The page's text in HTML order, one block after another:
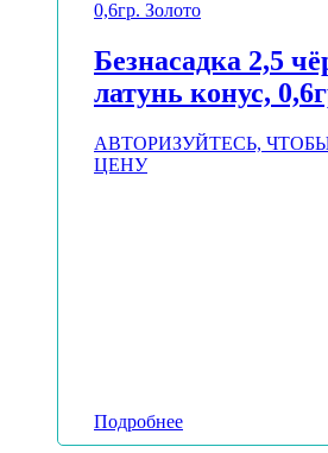
Безнасадка 2,5
латунь конус,
АВТОРИЗУЙТЕСЬ,
ЦЕНУ
Подробнее